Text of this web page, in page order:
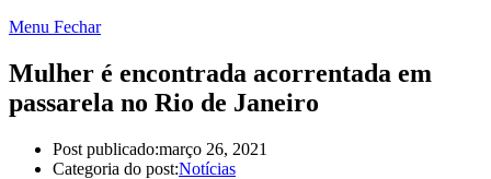
Menu Fechar
Mulher é encontrada acorrentada em
passarela no Rio de Janeiro
Post publicado:março 26, 2021
Categoria do post:Notícias